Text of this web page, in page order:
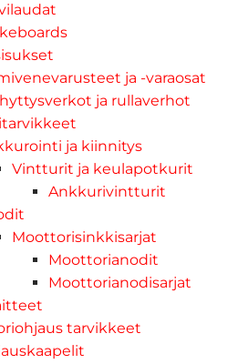
ja -varaosat
ja rullaverhot
ja kiinnitys
Vintturit ja keulapotkurit
Ankkurivintturit
Moottorisinkkisarjat
Moottorianodit
Moottorianodisarjat
tarvikkeet